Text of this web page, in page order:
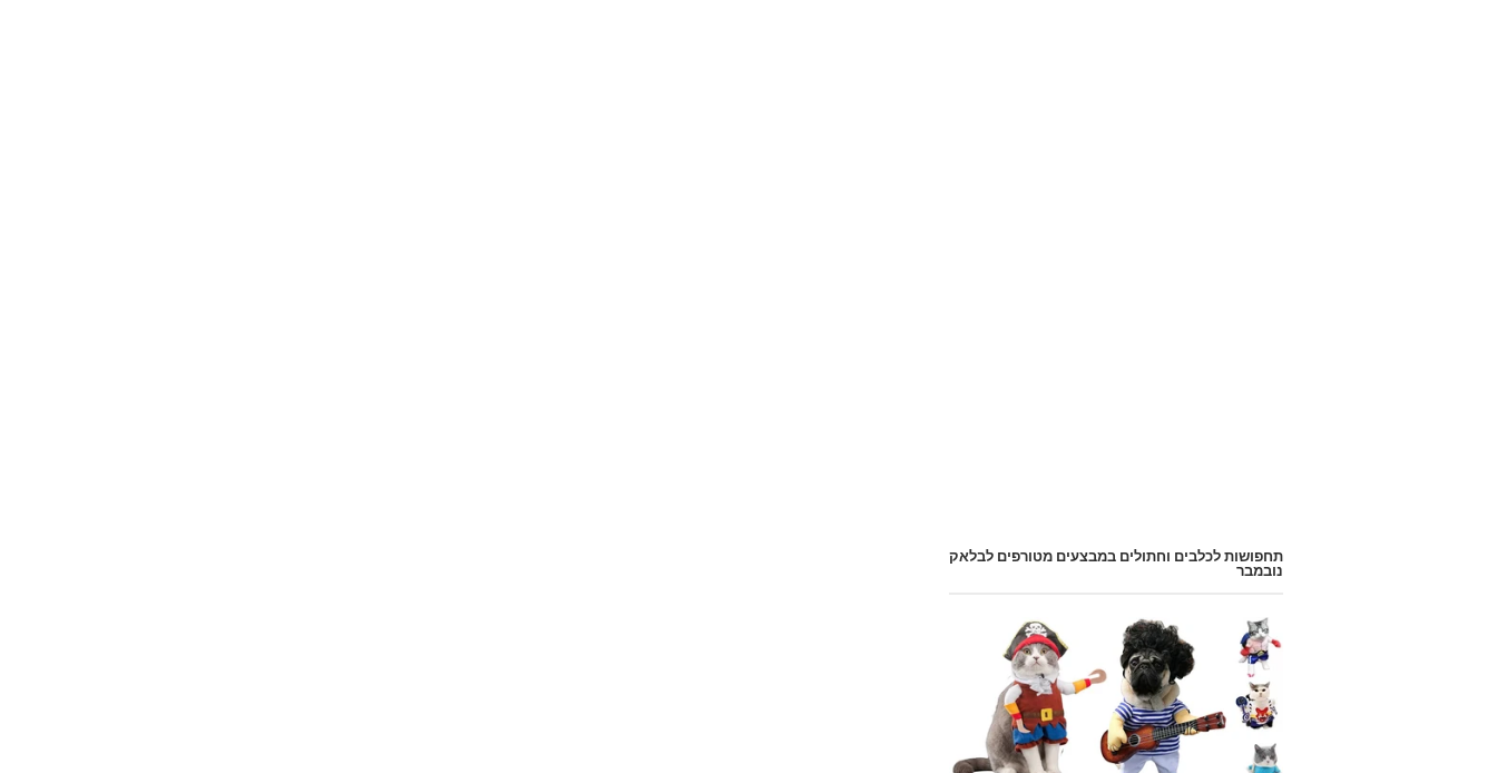
תחפושות לכלבים וחתולים במבצעים מטורפים לבלאק
נובמבר